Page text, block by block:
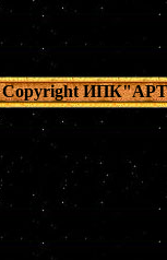
Copyright